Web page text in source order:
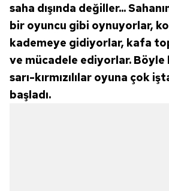
saha dışında değiller...
bir oyuncu gibi oynuyorlar,
kademeye gidiyorlar, kafa
ve mücadele ediyorlar.
sarı-kırmızılılar oyuna çok
başladı.